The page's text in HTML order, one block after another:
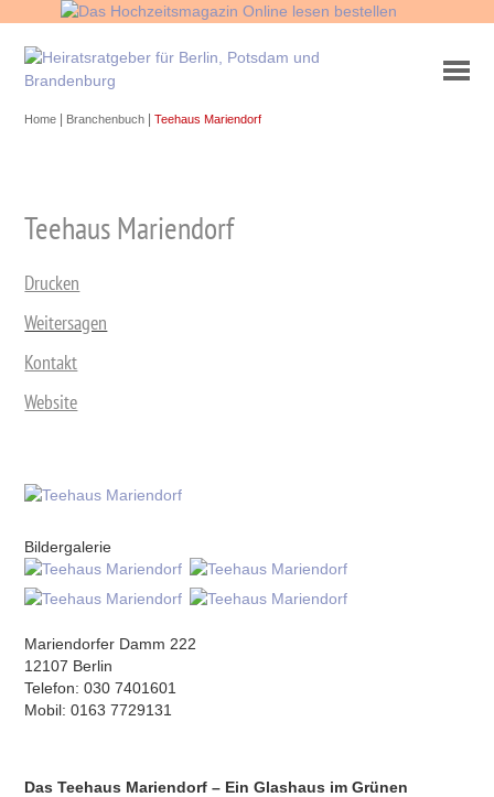
Home Branchenbuch |Teehaus Mariendorf
Teehaus Mariendorf
Drucken
Weitersagen
Kontakt
Website
Bildergalerie
Mariendorfer Damm 222
12107 Berlin
Telefon: 030 7401601
Mobil: 0163 7729131
Das Teehaus Mariendorf – Ein Glashaus im Grünen